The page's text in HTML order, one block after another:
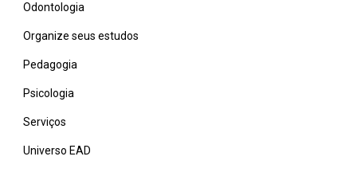
Odontologia
Organize seus estudos
Pedagogia
Psicologia
Serviços
Universo EAD